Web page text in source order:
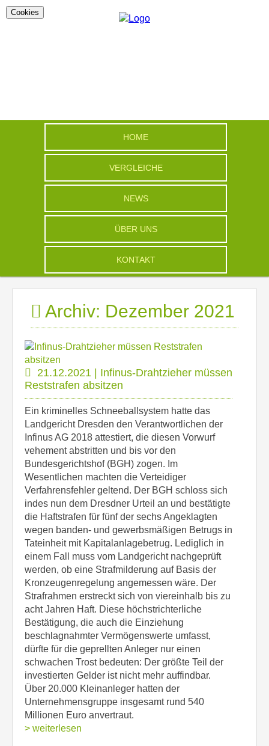
HOME
VERGLEICHE
NEWS
ÜBER UNS
KONTAKT
Archiv: Dezember 2021
21.12.2021 | Infinus-Drahtzieher müssen
Reststrafen absitzen
Ein kriminelles Schneeballsystem hatte das
Landgericht Dresden den Verantwortlichen der
Infinus AG 2018 attestiert, die diesen Vorwurf
vehement abstritten und bis vor den
Bundesgerichtshof (BGH) zogen. Im
Wesentlichen machten die Verteidiger
Verfahrensfehler geltend. Der BGH schloss sich
indes nun dem Dresdner Urteil an und bestätigte
die Haftstrafen für fünf der sechs Angeklagten
wegen banden- und gewerbsmäßigen Betrugs in
Tateinheit mit Kapitalanlagebetrug. Lediglich in
einem Fall muss vom Landgericht nachgeprüft
werden, ob eine Strafmilderung auf Basis der
Kronzeugenregelung angemessen wäre. Der
Strafrahmen erstreckt sich von viereinhalb bis zu
acht Jahren Haft. Diese höchstrichterliche
Bestätigung, die auch die Einziehung
beschlagnahmter Vermögenswerte umfasst,
dürfte für die geprellten Anleger nur einen
schwachen Trost bedeuten: Der größte Teil der
investierten Gelder ist nicht mehr auffindbar.
Über 20.000 Kleinanleger hatten der
Unternehmensgruppe insgesamt rund 540
Millionen Euro anvertraut.
> weiterlesen
Cookies